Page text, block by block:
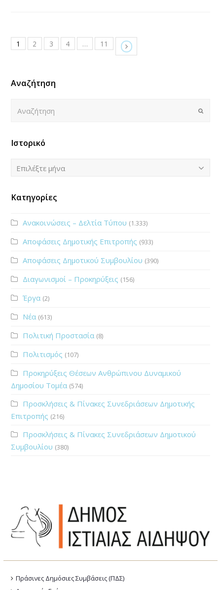
1 2 3 4 … 11
Αναζήτηση
Submit
Ιστορικό
Ιστορικό
Επιλέξτε μήνα
Κατηγορίες
Ανακοινώσεις – Δελτία Τύπου (1.333)
Αποφάσεις Δημοτικής Επιτροπής (933)
Αποφάσεις Δημοτικού Συμβουλίου (390)
Διαγωνισμοί – Προκηρύξεις (156)
Έργα (2)
Νέα (613)
Πολιτική Προστασία (8)
Πολιτισμός (107)
Προκηρύξεις Θέσεων Ανθρώπινου Δυναμικού
Δημοσίου Τομέα (574)
Προσκλήσεις & Πίνακες Συνεδριάσεων Δημοτικής
Επιτροπής (216)
Προσκλήσεις & Πίνακες Συνεδριάσεων Δημοτικού
Συμβουλίου (380)
Πράσινες Δημόσιες Συμβάσεις (ΠΔΣ)